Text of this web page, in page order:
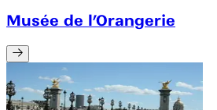
Musée de l’Orangerie